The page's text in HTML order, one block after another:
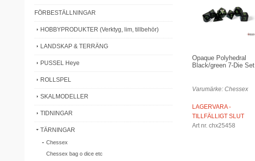
FÖRBESTÄLLNINGAR
HOBBYPRODUKTER (Verktyg, lim, tillbehör)
LANDSKAP & TERRÄNG
PUSSEL Heye
ROLLSPEL
SKALMODELLER
TIDNINGAR
TÄRNINGAR
Chessex
Chessex bag o dice etc
Opaque Polyhedral
Black/green 7-Die Set
Varumärke: Chessex
LAGERVARA -
TILLFÄLLIGT SLUT
Art nr. chx25458